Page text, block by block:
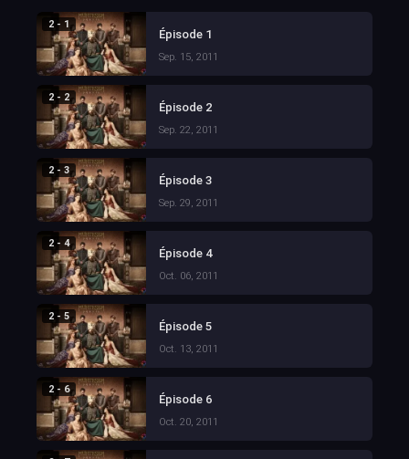
2 - 1
Épisode 1
Sep. 15, 2011
2 - 2
Épisode 2
Sep. 22, 2011
2 - 3
Épisode 3
Sep. 29, 2011
2 - 4
Épisode 4
Oct. 06, 2011
2 - 5
Épisode 5
Oct. 13, 2011
2 - 6
Épisode 6
Oct. 20, 2011